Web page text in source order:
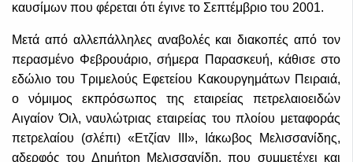
καυσίμων που φέρεται ότι έγινε το Σεπτέμβριο του 2001.
Μετά από αλλεπάλληλες αναβολές και διακοπές από τον
περασμένο Φεβρουάριο, σήμερα Παρασκευή, κάθισε στο
εδώλιο του Τριμελούς Εφετείου Κακουργημάτων Πειραιά,
ο νόμιμος εκπρόσωπος της εταιρείας πετρελαιοειδών
Αιγαίον Όιλ, ναυλώτριας εταιρείας του πλοίου μεταφοράς
πετρελαίου (σλέπι) «Ετζίαν ΙΙΙ», Ιάκωβος Μελισσανίδης,
αδερφός του Δημήτρη Μελισσανίδη, που συμμετέχει και